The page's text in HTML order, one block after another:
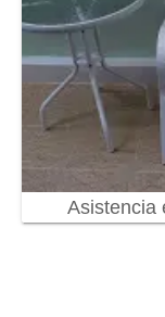
Asistencia